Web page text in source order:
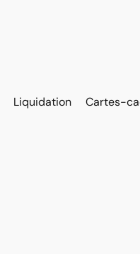
Liquidation Cartes-